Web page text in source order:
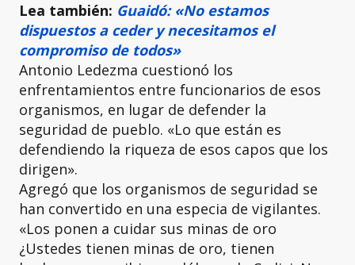
Lea también: Guaidó: «No estamos
dispuestos a ceder y necesitamos el
compromiso de todos»
Antonio Ledezma cuestionó los
enfrentamientos entre funcionarios de esos
organismos, en lugar de defender la
seguridad de pueblo. «Lo que están es
defendiendo la riqueza de esos capos que los
dirigen».
Agregó que los organismos de seguridad se
han convertido en una especia de vigilantes.
«Los ponen a cuidar sus minas de oro
¿Ustedes tienen minas de oro, tienen